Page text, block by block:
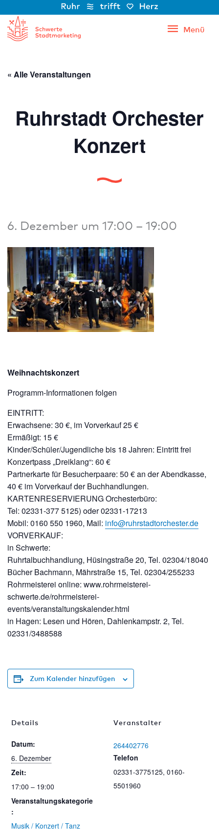
Inhalt
springen
Menü
Menü
« Alle Veranstaltungen
Ruhrstadt Orchester
Konzert
6. Dezember um 17:00 – 19:00
Weihnachtskonzert
Programm-Informationen folgen
EINTRITT:
Erwachsene: 30 €, im Vorverkauf 25 €
Ermäßigt: 15 €
Kinder/Schüler/Jugendliche bis 18 Jahren: Eintritt frei
Konzertpass „Dreiklang“: 60 €
Partnerkarte für Besucherpaare: 50 € an der Abendkasse,
40 € im Vorverkauf der Buchhandlungen.
KARTENRESERVIERUNG Orchesterbüro:
Tel: 02331-377 5125) oder 02331-17213
Mobil: 0160 550 1960, Mail: info@ruhrstadtorchester.de
VORVERKAUF:
in Schwerte:
Ruhrtalbuchhandlung, Hüsingstraße 20, Tel. 02304/18040
Bücher Bachmann, Mährstraße 15, Tel. 02304/255233
Rohrmeisterei online: www.rohrmeisterei-
schwerte.de/rohrmeisterei-
events/veranstaltungskalender.html
in Hagen: Lesen und Hören, Dahlenkampstr. 2, Tel.
02331/3488588
Zum Kalender hinzufügen
Details
Datum:
6. Dezember
Zeit:
17:00 – 19:00
Veranstaltungskategorie
:
Musik / Konzert / Tanz
Veranstalter
264402776
Telefon
02331-3775125, 0160-
5501960